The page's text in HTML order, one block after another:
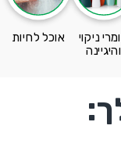
ניקוי
והיגיינה
אוכל לחיות